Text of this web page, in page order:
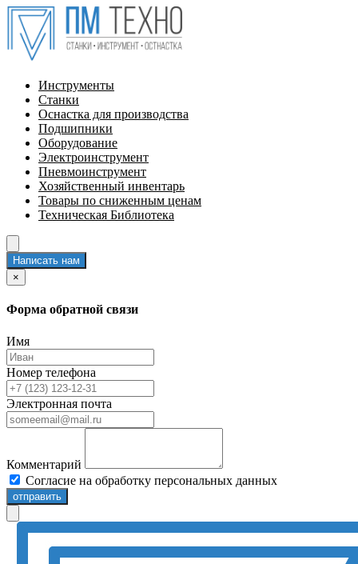
Инструменты
Станки
Оснастка для производства
Подшипники
Оборудование
Электроинструмент
Пневмоинструмент
Хозяйственный инвентарь
Товары по сниженным ценам
Техническая Библиотека
Написать нам
×
Форма обратной связи
Имя
Номер телефона
Электронная почта
Комментарий
Согласие на обработку персональных данных
отправить